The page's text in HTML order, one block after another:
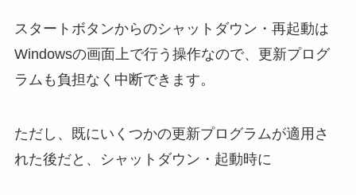
スタートボタンからのシャットダウン・再起動は
Windowsの画面上で行う操作なので、更新プログ
ラムも負担なく中断できます。
ただし、既にいくつかの更新プログラムが適用さ
れた後だと、シャットダウン・起動時に